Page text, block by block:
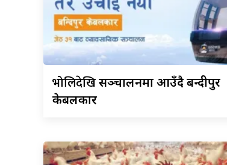
भोलिदेखिसञ्चालनमा आउँदै बन्दीपुर
केबलकार